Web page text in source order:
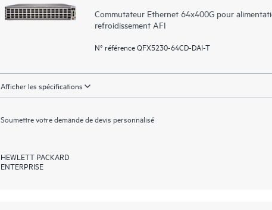
Commutateur Ethernet 64x400G pour
refroidissement AFI
N° référence QFX5230-64CD-DAI-T
Afficher les spécifications
Soumettre votre demande de devis personnalisé
HEWLETT PACKARD
ENTERPRISE